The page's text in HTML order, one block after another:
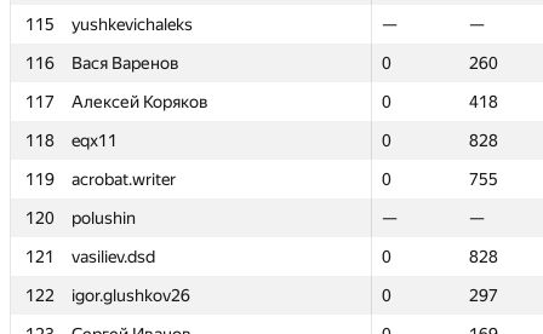
115
yushkevichaleks —
—
116
Вася Варенов 0
260
117
Алексей Коряков 0
418
118
eqx11 0
828
119
acrobat.writer 0
755
120
polushin —
—
121
vasiliev.dsd 0
828
122
igor.glushkov26 0
297
115
yushkevichaleks —
—
116
Вася Варенов 0
260
117
Алексей Коряков 0
418
118
eqx11 0
828
119
acrobat.writer 0
755
120
polushin —
—
121
vasiliev.dsd 0
828
122
igor.glushkov26 0
297